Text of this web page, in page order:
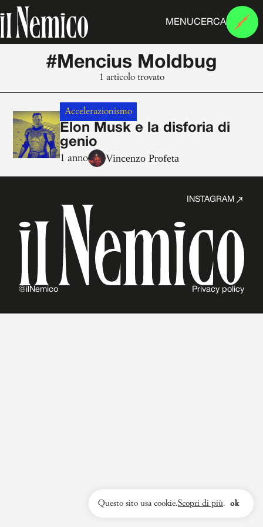
MENUCERCA
#Mencius Moldbug
1 articolo trovato
Accelerazionismo
Elon Musk e la disforia di
genio
1 anno Vincenzo Profeta
INSTAGRAM
@ilNemico Privacy policy
Questo sito usa cookie.Scopri di più. ok